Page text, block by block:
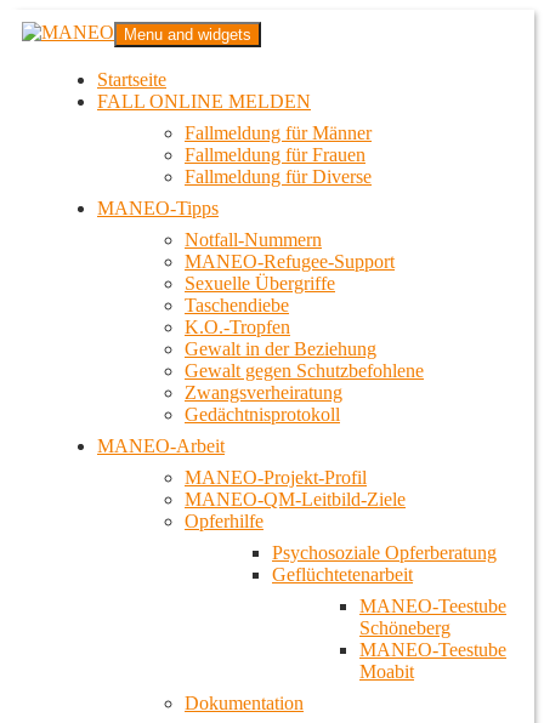
Zum
InhaltMANEO
Das schwule Anti-Gewalt-Projekt in Berlin
Menu and widgets
Startseite
FALL ONLINE MELDEN
Fallmeldung für Männer
Fallmeldung für Frauen
Fallmeldung für Diverse
MANEO-Tipps
Notfall-Nummern
MANEO-Refugee-Support
Sexuelle Übergriffe
Taschendiebe
K.O.-Tropfen
Gewalt in der Beziehung
Gewalt gegen Schutzbefohlene
Zwangsverheiratung
Gedächtnisprotokoll
MANEO-Arbeit
MANEO-Projekt-Profil
MANEO-QM-Leitbild-Ziele
Opferhilfe
Psychosoziale Opferberatung
Geflüchtetenarbeit
MANEO-Teestube
Schöneberg
MANEO-Teestube
Moabit
Dokumentation